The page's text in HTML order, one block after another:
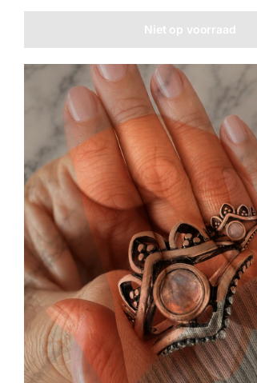
Niet op voorraad